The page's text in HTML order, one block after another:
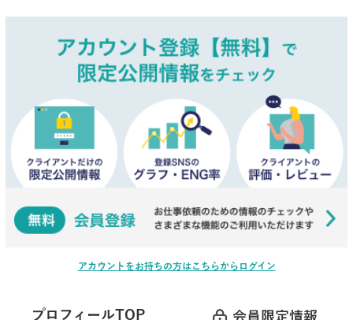
アカウントをお持ちの方はこちらからログイン
プロフィールTOP 会員限定情報